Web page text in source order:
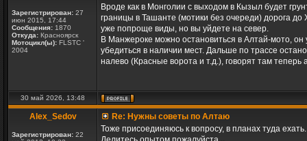
Зарегистрирован: 27
июн 2015, 17:44
Сообщения: 1870
Откуда: Красноярск
Мотоцикл(ы): FLSTC '
2004
Вроде как в Монголии с выходом в Кызыл будет
границы в Ташанте (мотики без очереди) дорога
уже попроще виды, но вы уйдете на север.
В Манжероке можно остановиться в Алтай-мото,
убедиться в наличии мест. Дальше по трассе
налево (Красные ворота и т.д.), говорят там
30 май 2026, 13:48
Alex_Sedov
Зарегистрирован: 22
Re: Нужны советы по Алтаю
Тоже присоединяюсь к вопросу, в планах туда ехать.